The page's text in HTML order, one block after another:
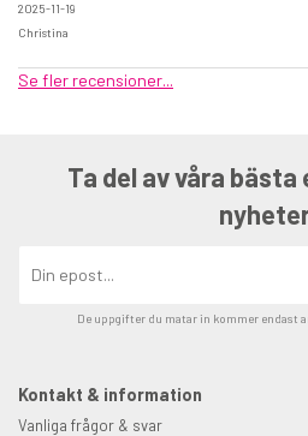
2025-11-19
Christina
Se fler recensioner...
Ta del av våra bästa
De uppgifter du matar in kommer endast
Kontakt & information
Vanliga frågor & svar